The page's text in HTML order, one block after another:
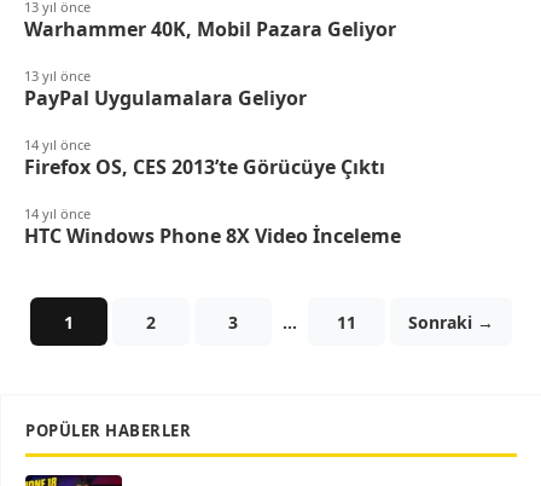
13 yıl önce
Warhammer 40K, Mobil Pazara Geliyor
13 yıl önce
PayPal Uygulamalara Geliyor
14 yıl önce
Firefox OS, CES 2013’te Görücüye Çıktı
14 yıl önce
HTC Windows Phone 8X Video İnceleme
1 2 3 … 11 Sonraki →
POPÜLER HABERLER